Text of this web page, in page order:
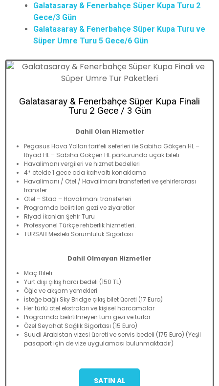
Galatasaray & Fenerbahçe Süper Kupa Turu 2
Gece/3 Gün
Galatasaray & Fenerbahçe Süper Kupa Turu ve
Süper Umre Turu 5 Gece/6 Gün
Galatasaray & Fenerbahçe Süper Kupa Finali
Turu 2 Gece / 3 Gün
Dahil Olan Hizmetler
Pegasus Hava Yolları tarifeli seferleri ile Sabiha Gökçen HL –
Riyad HL – Sabiha Gökçen HL parkurunda uçak bileti
Havalimanı vergileri ve hizmet bedelleri
4* otelde 1 gece oda kahvaltı konaklama
Havalimanı / Otel / Havalimanı transferleri ve şehirlerarası
transfer
Otel – Stad – Havalimanı transferleri
Programda belirtilen gezi ve ziyaretler
Riyad İkonları Şehir Turu
Profesyonel Türkçe rehberlik hizmetleri.
TURSAB Mesleki Sorumluluk Sigortası
Dahil Olmayan Hizmetler
Maç Bileti
Yurt dışı çıkış harcı bedeli (150 TL)
Öğle ve akşam yemekleri
İsteğe bağlı Sky Bridge çıkış bilet ücreti (17 Euro)
Her türlü otel ekstraları ve kişisel harcamalar
Programda belirtilmeyen tüm gezi ve turlar
Özel Seyahat Sağlık Sigortası (15 Euro)
Suudi Arabistan vizesi ücreti ve servis bedeli (175 Euro) (Yeşil
pasaport için de vize uygulaması bulunmaktadır)
SATIN AL